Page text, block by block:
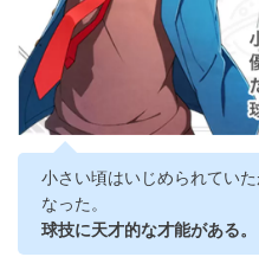
小さい頃はいじめられてい
なった。
球技に天才的な才能がある。